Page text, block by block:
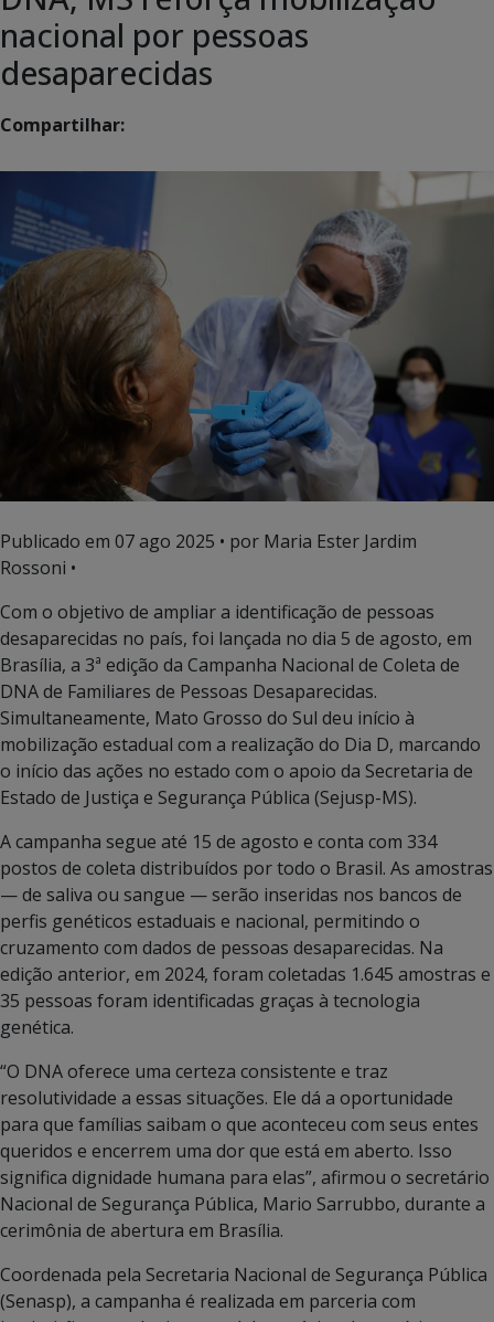
nacional por pessoas
desaparecidas
Compartilhar:
Publicado em 07 ago 2025 • por Maria Ester Jardim
Rossoni •
Com o objetivo de ampliar a identificação de pessoas
desaparecidas no país, foi lançada no dia 5 de agosto, em
Brasília, a 3ª edição da Campanha Nacional de Coleta de
DNA de Familiares de Pessoas Desaparecidas.
Simultaneamente, Mato Grosso do Sul deu início à
mobilização estadual com a realização do Dia D, marcando
o início das ações no estado com o apoio da Secretaria de
Estado de Justiça e Segurança Pública (Sejusp-MS).
A campanha segue até 15 de agosto e conta com 334
postos de coleta distribuídos por todo o Brasil. As amostras
— de saliva ou sangue — serão inseridas nos bancos de
perfis genéticos estaduais e nacional, permitindo o
cruzamento com dados de pessoas desaparecidas. Na
edição anterior, em 2024, foram coletadas 1.645 amostras e
35 pessoas foram identificadas graças à tecnologia
genética.
“O DNA oferece uma certeza consistente e traz
resolutividade a essas situações. Ele dá a oportunidade
para que famílias saibam o que aconteceu com seus entes
queridos e encerrem uma dor que está em aberto. Isso
significa dignidade humana para elas”, afirmou o secretário
Nacional de Segurança Pública, Mario Sarrubbo, durante a
cerimônia de abertura em Brasília.
Coordenada pela Secretaria Nacional de Segurança Pública
(Senasp), a campanha é realizada em parceria com